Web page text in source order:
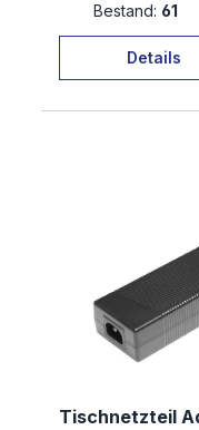
Bestand: 61
Details
Tischnetzteil